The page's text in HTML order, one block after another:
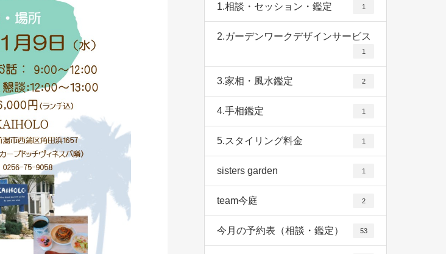
1.相談・セッション・鑑定
1
2.ガーデンワークデザインサービス
1
3.家相・風水鑑定 2
4.手相鑑定 1
5.スタイリング料金 1
sisters garden 1
team今庭 2
今月の予約表（相談・鑑定） 53